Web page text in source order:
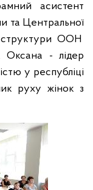
асистент
та Центральної
структури ООН
Оксана - лідер
у республіці
руху жінок з